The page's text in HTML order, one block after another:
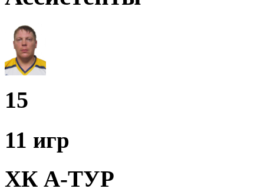
15
11 игр
ХК А-ТУР